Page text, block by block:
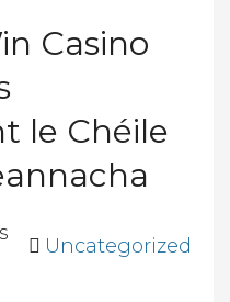
Casino
le Chéile
Uncategorized